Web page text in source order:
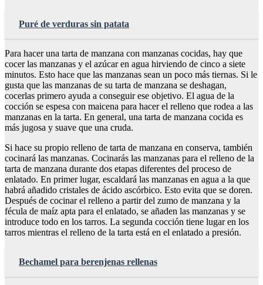
Puré de verduras sin patata
Para hacer una tarta de manzana con manzanas cocidas, hay que
cocer las manzanas y el azúcar en agua hirviendo de cinco a siete
minutos. Esto hace que las manzanas sean un poco más tiernas. Si le
gusta que las manzanas de su tarta de manzana se deshagan,
cocerlas primero ayuda a conseguir ese objetivo. El agua de la
cocción se espesa con maicena para hacer el relleno que rodea a las
manzanas en la tarta. En general, una tarta de manzana cocida es
más jugosa y suave que una cruda.
Si hace su propio relleno de tarta de manzana en conserva, también
cocinará las manzanas. Cocinarás las manzanas para el relleno de la
tarta de manzana durante dos etapas diferentes del proceso de
enlatado. En primer lugar, escaldará las manzanas en agua a la que
habrá añadido cristales de ácido ascórbico. Esto evita que se doren.
Después de cocinar el relleno a partir del zumo de manzana y la
fécula de maíz apta para el enlatado, se añaden las manzanas y se
introduce todo en los tarros. La segunda cocción tiene lugar en los
tarros mientras el relleno de la tarta está en el enlatado a presión.
Bechamel para berenjenas rellenas